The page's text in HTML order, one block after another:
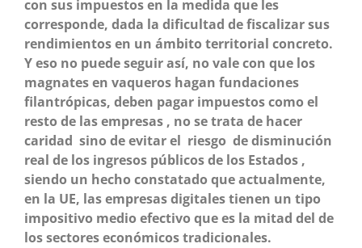
con sus impuestos en la medida que les
corresponde, dada la dificultad de fiscalizar sus
rendimientos en un ámbito territorial concreto.
Y eso no puede seguir así, no vale con que los
magnates en vaqueros hagan fundaciones
filantrópicas, deben pagar impuestos como el
resto de las empresas , no se trata de hacer
caridad sino de evitar el riesgo de disminución
real de los ingresos públicos de los Estados ,
siendo un hecho constatado que actualmente,
en la UE, las empresas digitales tienen un tipo
impositivo medio efectivo que es la mitad del de
los sectores económicos tradicionales.